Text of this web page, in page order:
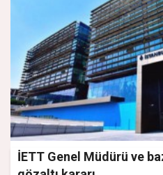
İETT Genel Müdürü ve